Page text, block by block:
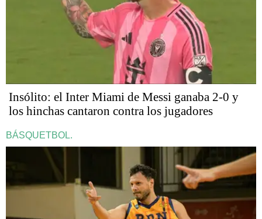
Insólito: el Inter Miami de Messi ganaba 2-0 y
los hinchas cantaron contra los jugadores
BÁSQUETBOL.